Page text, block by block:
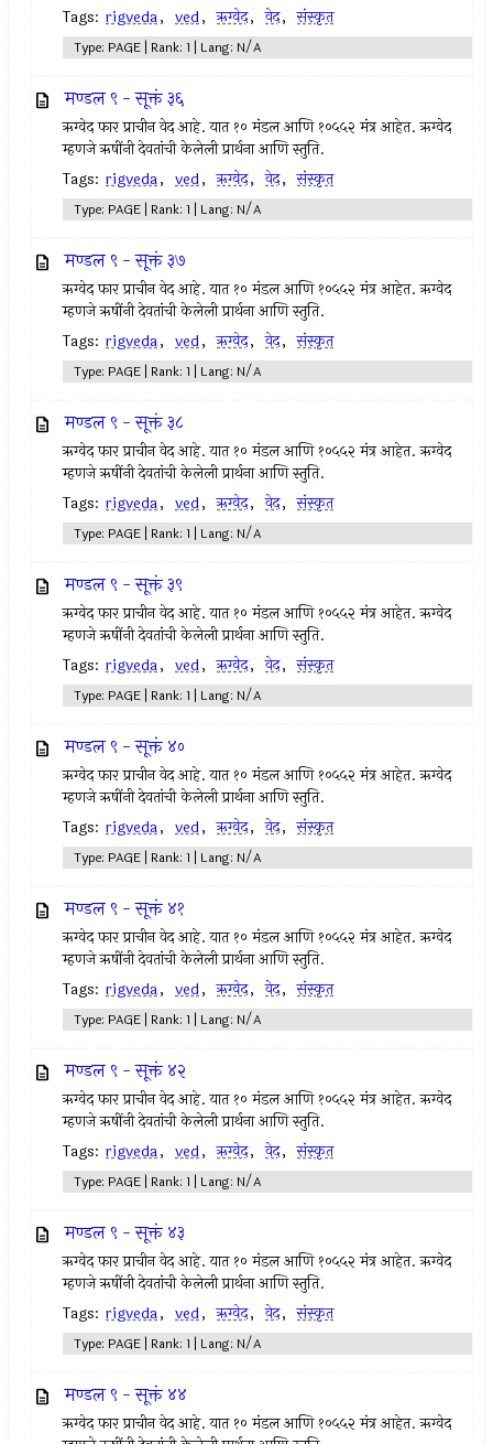
Tags: rigveda, ved, ऋग्वेद, वेद, संस्कृत
Type: PAGE | Rank: 1 | Lang: N/A
मण्डल ९ - सूक्तं ३६
ऋग्वेद फार प्राचीन वेद आहे. यात १० मंडल आणि १०५५२ मंत्र आहेत. ऋग्वेद
म्हणजे ऋषींनी देवतांची केलेली प्रार्थना आणि स्तुति.
Tags: rigveda, ved, ऋग्वेद, वेद, संस्कृत
Type: PAGE | Rank: 1 | Lang: N/A
मण्डल ९ - सूक्तं ३७
ऋग्वेद फार प्राचीन वेद आहे. यात १० मंडल आणि १०५५२ मंत्र आहेत. ऋग्वेद
म्हणजे ऋषींनी देवतांची केलेली प्रार्थना आणि स्तुति.
Tags: rigveda, ved, ऋग्वेद, वेद, संस्कृत
Type: PAGE | Rank: 1 | Lang: N/A
मण्डल ९ - सूक्तं ३८
ऋग्वेद फार प्राचीन वेद आहे. यात १० मंडल आणि १०५५२ मंत्र आहेत. ऋग्वेद
म्हणजे ऋषींनी देवतांची केलेली प्रार्थना आणि स्तुति.
Tags: rigveda, ved, ऋग्वेद, वेद, संस्कृत
Type: PAGE | Rank: 1 | Lang: N/A
मण्डल ९ - सूक्तं ३९
ऋग्वेद फार प्राचीन वेद आहे. यात १० मंडल आणि १०५५२ मंत्र आहेत. ऋग्वेद
म्हणजे ऋषींनी देवतांची केलेली प्रार्थना आणि स्तुति.
Tags: rigveda, ved, ऋग्वेद, वेद, संस्कृत
Type: PAGE | Rank: 1 | Lang: N/A
मण्डल ९ - सूक्तं ४०
ऋग्वेद फार प्राचीन वेद आहे. यात १० मंडल आणि १०५५२ मंत्र आहेत. ऋग्वेद
म्हणजे ऋषींनी देवतांची केलेली प्रार्थना आणि स्तुति.
Tags: rigveda, ved, ऋग्वेद, वेद, संस्कृत
Type: PAGE | Rank: 1 | Lang: N/A
मण्डल ९ - सूक्तं ४१
ऋग्वेद फार प्राचीन वेद आहे. यात १० मंडल आणि १०५५२ मंत्र आहेत. ऋग्वेद
म्हणजे ऋषींनी देवतांची केलेली प्रार्थना आणि स्तुति.
Tags: rigveda, ved, ऋग्वेद, वेद, संस्कृत
Type: PAGE | Rank: 1 | Lang: N/A
मण्डल ९ - सूक्तं ४२
ऋग्वेद फार प्राचीन वेद आहे. यात १० मंडल आणि १०५५२ मंत्र आहेत. ऋग्वेद
म्हणजे ऋषींनी देवतांची केलेली प्रार्थना आणि स्तुति.
Tags: rigveda, ved, ऋग्वेद, वेद, संस्कृत
Type: PAGE | Rank: 1 | Lang: N/A
मण्डल ९ - सूक्तं ४३
ऋग्वेद फार प्राचीन वेद आहे. यात १० मंडल आणि १०५५२ मंत्र आहेत. ऋग्वेद
म्हणजे ऋषींनी देवतांची केलेली प्रार्थना आणि स्तुति.
Tags: rigveda, ved, ऋग्वेद, वेद, संस्कृत
Type: PAGE | Rank: 1 | Lang: N/A
मण्डल ९ - सूक्तं ४४
ऋग्वेद फार प्राचीन वेद आहे. यात १० मंडल आणि १०५५२ मंत्र आहेत. ऋग्वेद